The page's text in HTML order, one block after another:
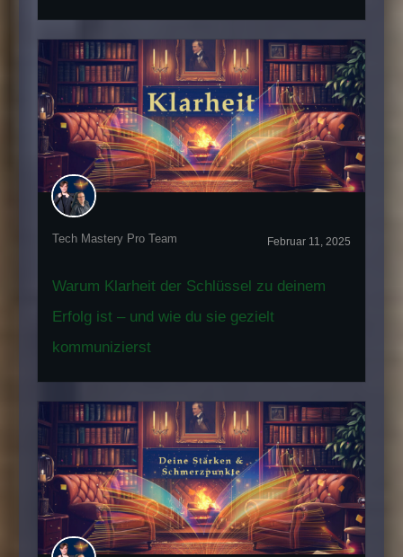
Tech Mastery Pro Team Februar 11, 2025
Warum Klarheit der Schlüssel zu deinem
Erfolg ist – und wie du sie gezielt
kommunizierst